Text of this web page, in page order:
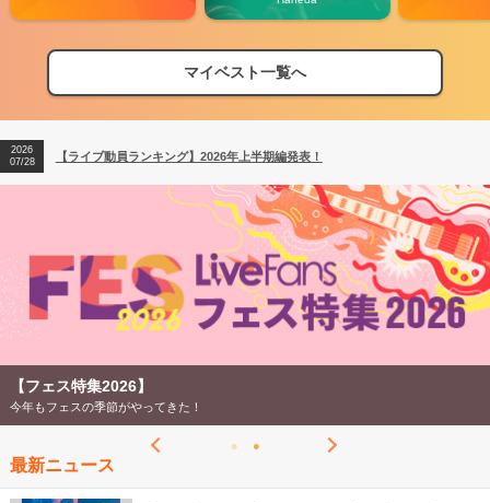
マイベスト一覧へ
【ライブ動員ランキング】2026年上半期編発表！
【フェス特集2026】フェス情報はここから！
2026
07/28
【ライブ動員ランキング】2026年上半期編発表！
【フェス特集2026】
今年もフェスの季節がやってきた！
最新ニュース